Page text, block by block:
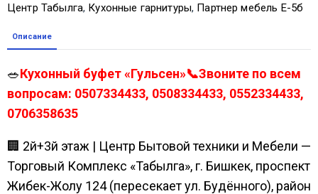
Центр Табылга, Кухонные гарнитуры, Партнер мебель Е-5б
Описание
🥗Кухонный буфет «Гульсен»📞Звоните по всем
вопросам: 0507334433, 0508334433, 0552334433,
0706358635
🏢 2й+3й этаж | Центр Бытовой техники и Мебели —
Торговый Комплекс «Табылга», г. Бишкек, проспект
Жибек-Жолу 124 (пересекает ул. Будённого), район